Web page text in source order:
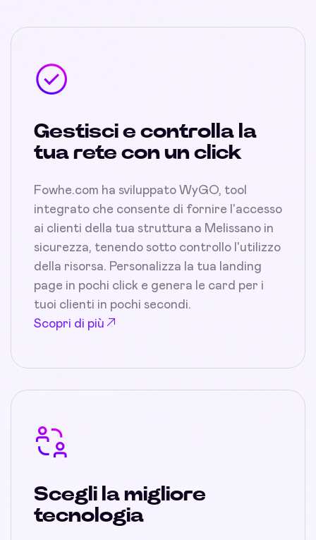
Gestisci e controlla la
tua rete con un click
Fowhe.com ha sviluppato WyGO, tool
integrato che consente di fornire l'accesso
ai clienti della tua struttura a Melissano in
sicurezza, tenendo sotto controllo l'utilizzo
della risorsa. Personalizza la tua landing
page in pochi click e genera le card per i
tuoi clienti in pochi secondi.
Scopri di più
Scegli la migliore
tecnologia